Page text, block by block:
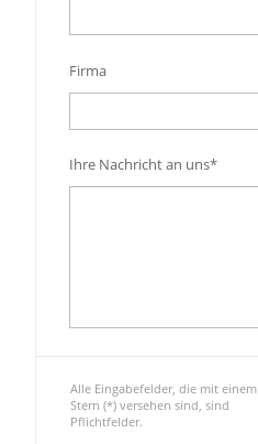
Firma
Ihre Nachricht an uns*
Alle Eingabefelder, die mit einem
Stern (*) versehen sind, sind
Pflichtfelder.